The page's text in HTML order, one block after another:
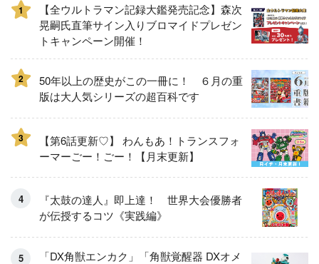
1
【全ウルトラマン記録大鑑発売記念】森次
晃嗣氏直筆サイン入りブロマイドプレゼン
トキャンペーン開催！
2
50年以上の歴史がこの一冊に！ ６月の重
版は大人気シリーズの超百科です
3
【第6話更新♡】 わんもあ！トランスフォ
ーマーごー！ごー！【月末更新】
『太鼓の達人』即上達！ 世界大会優勝者
が伝授するコツ《実践編》
「DX角獣エンカク」「角獣覚醒器 DXオメ